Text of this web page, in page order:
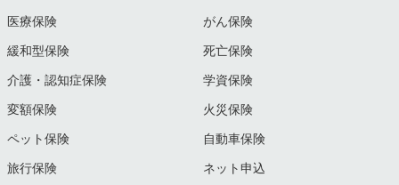
医療保険 がん保険
緩和型保険 死亡保険
介護・認知症保険 学資保険
変額保険 火災保険
ペット保険 自動車保険
旅行保険 ネット申込